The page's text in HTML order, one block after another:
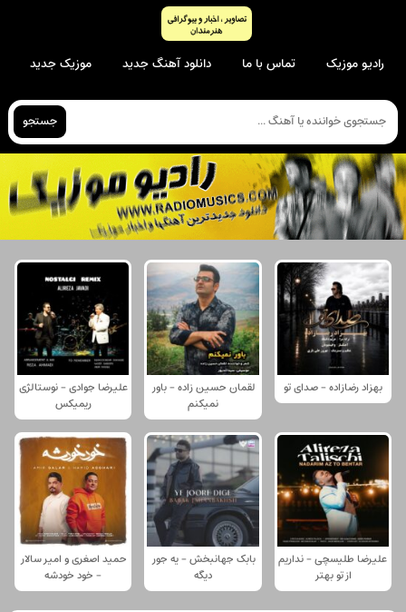
رادیو موزیک تماس با ما دانلود آهنگ جدید موزیک جدید
جستجو
بهزاد رضازاده - صدای تو
لقمان حسین زاده - باور
نمیکنم
علیرضا جوادی - نوستالژی
ریمیکس
علیرضا طلیسچی - نداریم
از تو بهتر
بابک جهانبخش - یه جور
دیگه
حمید اصغری و امیر سالار
- خود خودشه